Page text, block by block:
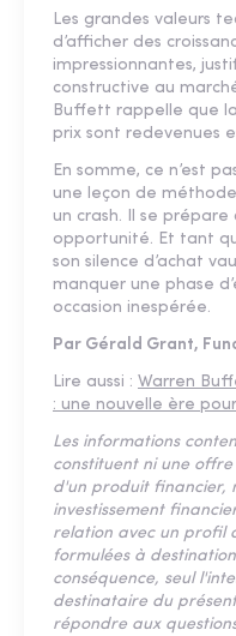
Les grandes valeurs
d’afficher des
impressionnantes,
constructive au
Buffett rappelle que
prix sont redevenues
En somme, ce n’est
une leçon de
un crash. Il se
opportunité. Et tant
son silence d’achat
manquer une phase
occasion inespérée.
Par Gérald Grant,
Lire aussi : Warren
: une nouvelle ère
Les informations
constituent ni une
d'un produit financier,
investissement
relation avec un profil
formulées à
conséquence, seul
destinataire du
répondre aux